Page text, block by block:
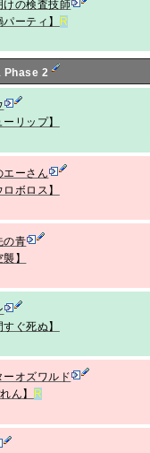
けの検査技師
パーティ】
R
Phase 2
ーリップ】
エーさん
ロボロス】
の青
襲】
すぐ死ぬ】
ーオズワルド
ん】
R